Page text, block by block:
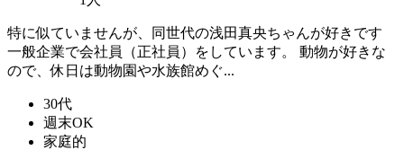
特に似ていませんが、同世代の浅田真央ちゃんが好きです
一般企業で会社員（正社員）をしています。 動物が好きな
ので、休日は動物園や水族館めぐ...
30代
週末OK
家庭的